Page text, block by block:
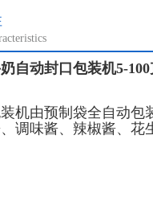
自动封口包装机5-100
机由预制袋全自动包
调味酱、辣椒酱、花